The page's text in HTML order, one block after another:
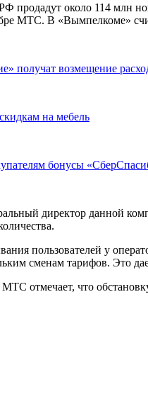
продадут около 114 млн
МТС. В «Вымпелкоме»
получат возмещение
на мебель
бонусы
директор данной
пользователей у
сменам тарифов. Это
отмечает, что